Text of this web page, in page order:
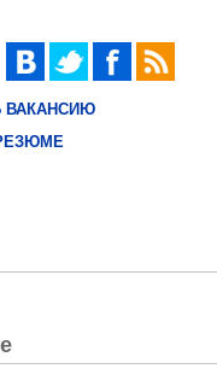
ВАКАНСИЮ